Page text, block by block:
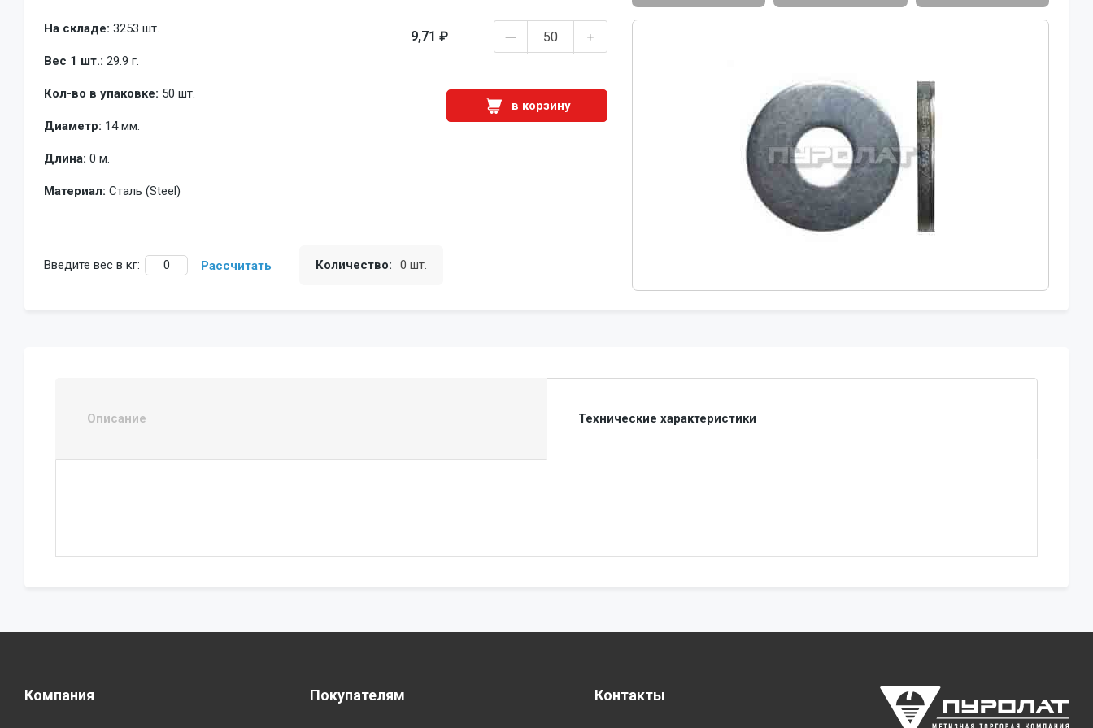
На складе: 3253 шт.
Вес 1 шт.: 29.9 г.
Кол-во в упаковке: 50 шт.
Диаметр: 14 мм.
Длина: 0 м.
Материал: Сталь (Steel)
9,71 ₽
в корзину
Введите вес в кг: Рассчитать Количество: 0 шт.
Описание Технические характеристики
Компания Покупателям Контакты